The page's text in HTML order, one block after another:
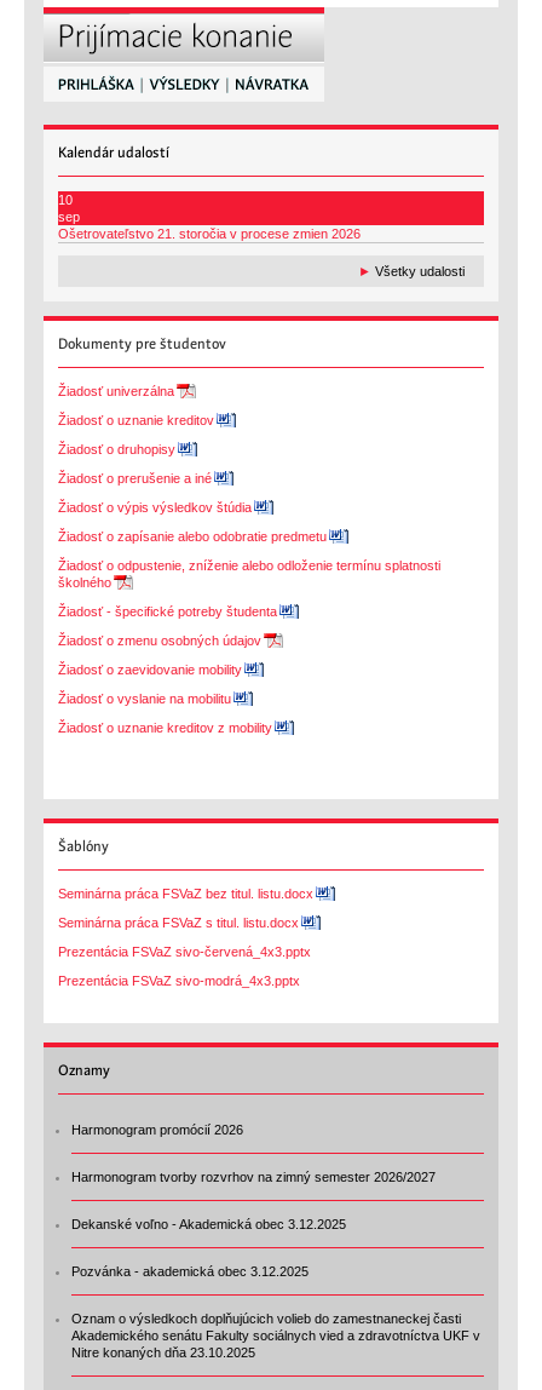
Kalendárudalostí
10
sep
Ošetrovateľstvo 21. storočia v procese zmien 2026
► Všetky udalosti
Dokumenty pre študentov
Žiadosť univerzálna
Žiadosť o uznanie kreditov
Žiadosť o druhopisy
Žiadosť o prerušenie a iné
Žiadosť o výpis výsledkov štúdia
Žiadosť o zapísanie alebo odobratie predmetu
Žiadosť o odpustenie, zníženie alebo odloženie termínu splatnosti
školného
Žiadosť - špecifické potreby študenta
Žiadosť o zmenu osobných údajov
Žiadosť o zaevidovanie mobility
Žiadosť o vyslanie na mobilitu
Žiadosť o uznanie kreditov z mobility
Šablóny
Seminárna práca FSVaZ bez titul. listu.docx
Seminárna práca FSVaZ s titul. listu.docx
Prezentácia FSVaZ sivo-červená_4x3.pptx
Prezentácia FSVaZ sivo-modrá_4x3.pptx
Oznamy
Harmonogram promócií 2026
Harmonogram tvorby rozvrhov na zimný semester 2026/2027
Dekanské voľno - Akademická obec 3.12.2025
Pozvánka - akademická obec 3.12.2025
Oznam o výsledkoch doplňujúcich volieb do zamestnaneckej časti
Akademického senátu Fakulty sociálnych vied a zdravotníctva UKF v
Nitre konaných dňa 23.10.2025